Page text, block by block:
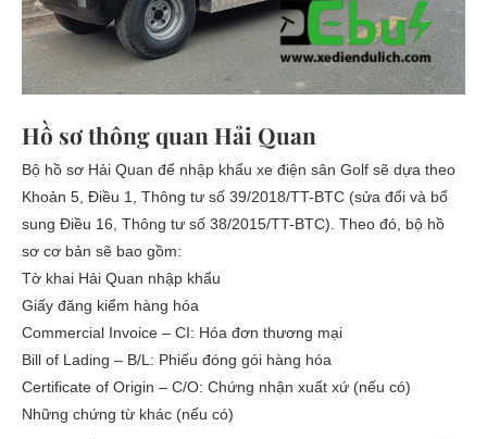
Hồ sơ thông quan Hải Quan
Bộ hồ sơ Hải Quan để nhập khẩu xe điện sân Golf sẽ dựa theo
Khoản 5, Điều 1, Thông tư số 39/2018/TT-BTC (sửa đổi và bổ
sung Điều 16, Thông tư số 38/2015/TT-BTC). Theo đó, bộ hồ
sơ cơ bản sẽ bao gồm:
Tờ khai Hải Quan nhập khẩu
Giấy đăng kiểm hàng hóa
Commercial Invoice – CI: Hóa đơn thương mại
Bill of Lading – B/L: Phiếu đóng gói hàng hóa
Certificate of Origin – C/O: Chứng nhận xuất xứ (nếu có)
Những chứng từ khác (nếu có)